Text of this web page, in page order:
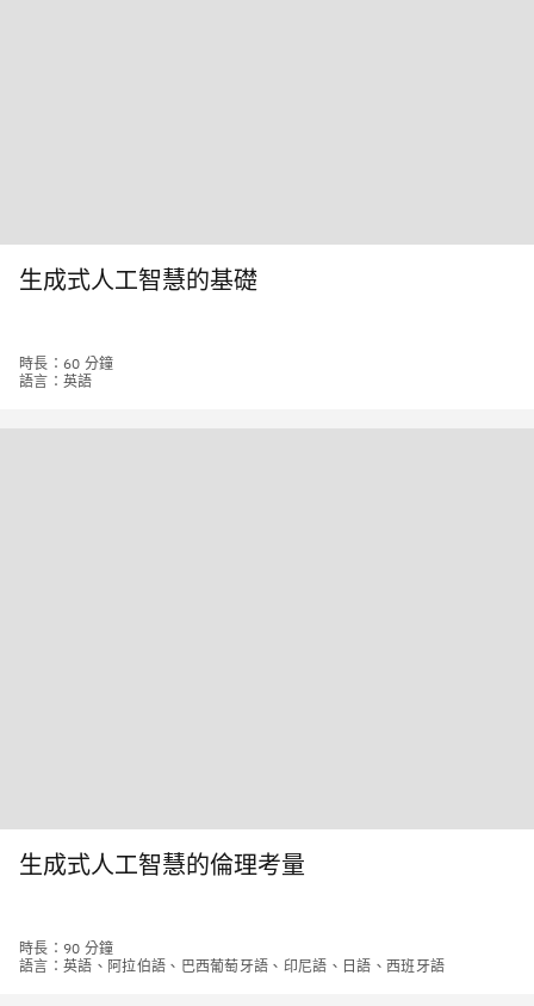
生成式人工智慧的基礎
時長：60 分鐘
語言：英語
生成式人工智慧的倫理考量
時長：90 分鐘
語言：英語、阿拉伯語、巴西葡萄牙語、印尼語、日語、西班牙語